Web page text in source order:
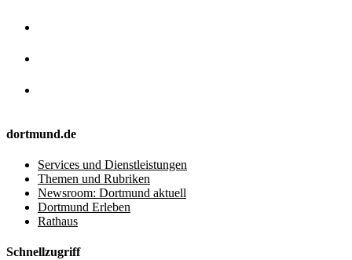
dortmund.de
Services und Dienstleistungen
Themen und Rubriken
Newsroom: Dortmund aktuell
Dortmund Erleben
Rathaus
Schnellzugriff